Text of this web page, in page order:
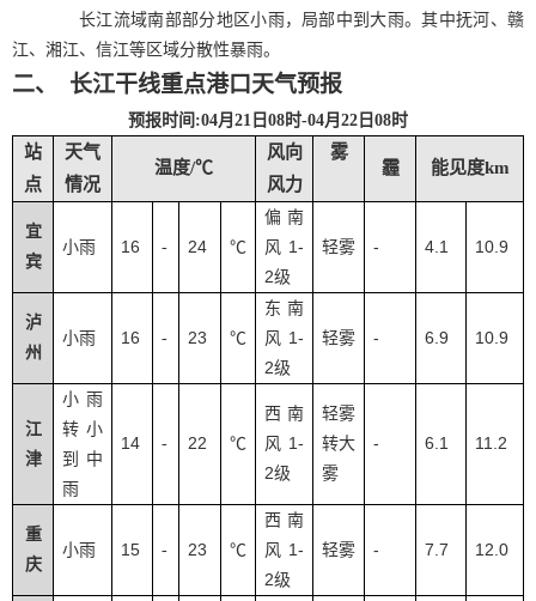
长江流域南部部分地区小雨，局部中到大雨。其中抚河、赣
江、湘江、信江等区域分散性暴雨。
二、 长江干线重点港口天气预报
预报时间 :04月21日08时-04月22日08时
站
点
天气
情况
温度/℃
风向
风力
雾
霾
能见度km
宜
宾
小雨 16 - 24 ℃
偏南
风 1-
2级
轻雾 - 4.1 10.9
泸
州
小雨 16 - 23 ℃
东南
风 1-
2级
轻雾 - 6.9 10.9
江
津
小雨
转小
到中
雨
14 - 22 ℃
西南
风 1-
2级
轻雾
转大
雾
- 6.1 11.2
重
庆
小雨 15 - 23 ℃
西南
风 1-
2级
轻雾 - 7.7 12.0